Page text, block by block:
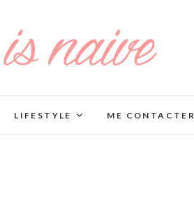
LIFESTYLE ME CONTACTER